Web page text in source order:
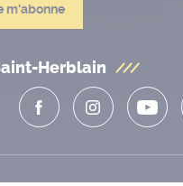
m'abonne
Herblain